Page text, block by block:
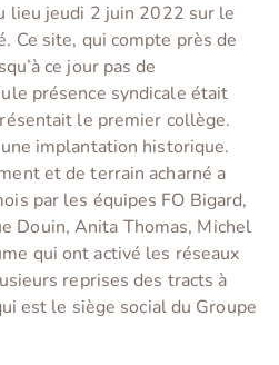
lieu jeudi 2 juin 2022 sur le
Ce site, qui compte près de
ce jour pas de
présence syndicale était
le premier collège.
implantation historique.
et de terrain acharné a
par les équipes FO Bigard,
Douin, Anita Thomas, Michel
qui ont activé les réseaux
reprises des tracts à
est le siège social du Groupe